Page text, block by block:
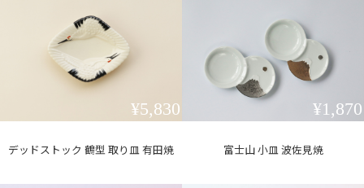
デッドストック 鶴型 取り皿 有田焼
¥5,830
富士山 小皿 波佐見焼
¥1,870